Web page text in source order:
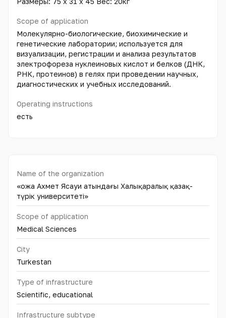
Scope of application
Молекулярно-биологические, биохимические и
генетические лаборатории; используется для
визуализации, регистрации и анализа результатов
электрофореза нуклеиновых кислот и белков (ДНК,
РНК, протеинов) в гелях при проведении научных,
диагностических и учебных исследований.
Operating instructions
есть
Name of the organization
«Қожа Ахмет Ясауи атындағы Халықаралық қазақ-
түрiк университетi»
Scope of application
Medical Sciences
City
Turkestan
Type of infrastructure
Scientific, educational
Infrastructure subtype